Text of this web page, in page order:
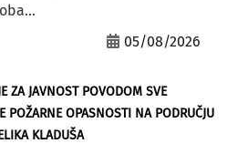
05/08/2026
ZA JAVNOST POVODOM SVE
POŽARNE OPASNOSTI NA PODRUČJU
KLADUŠA